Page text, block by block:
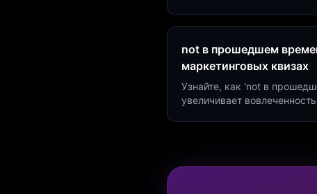
not в прошедшем
маркетинговых квизах
Узнайте, как 'not в
увеличивает